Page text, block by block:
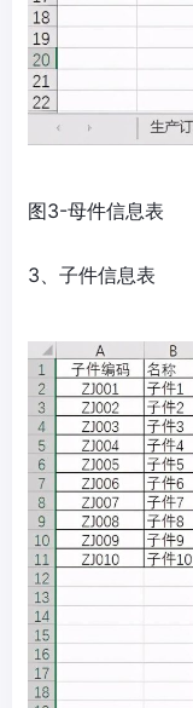
图3-母件信息表
3、子件信息表